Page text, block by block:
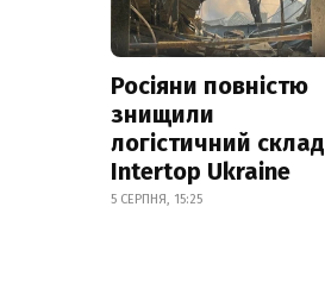
Росіяни повністю
знищили
логістичний склад
Intertop Ukraine
5 СЕРПНЯ, 15:25